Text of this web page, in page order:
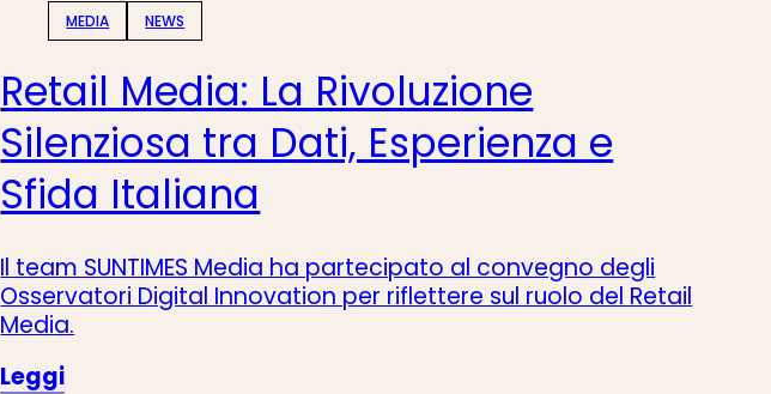
MEDIA NEWS
Retail Media: La Rivoluzione
Silenziosa tra Dati, Esperienza e
Sfida Italiana
Il team SUNTIMES Media ha partecipato al convegno degli
Osservatori Digital Innovation per riflettere sul ruolo del Retail
Media.
Leggi